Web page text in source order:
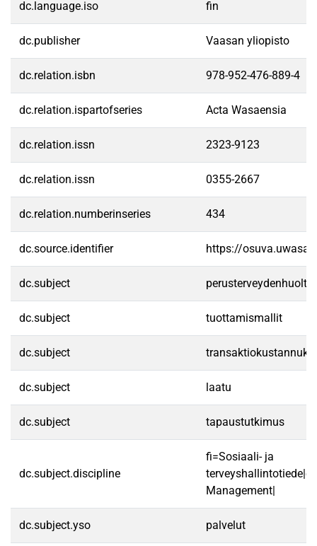
dc.language.iso fin
dc.publisher Vaasan yliopisto
dc.relation.isbn 978-952-476-889-4
dc.relation.ispartofseries Acta Wasaensia
dc.relation.issn 2323-9123
dc.relation.issn 0355-2667
dc.relation.numberinseries 434
dc.source.identifier https://
dc.subject perusterveydenhuolto
dc.subject tuottamismallit
dc.subject
dc.subject laatu
dc.subject tapaustutkimus
dc.subject.discipline
fi=Sosiaali- ja
Management|
dc.subject.yso palvelut